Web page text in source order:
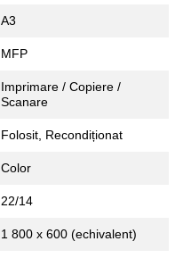
A3
MFP
Imprimare / Copiere /
Scanare
Folosit, Recondiționat
Color
22/14
1 800 x 600 (echivalent)